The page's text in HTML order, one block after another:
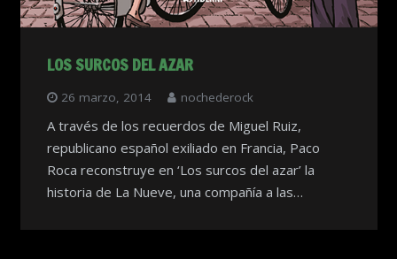
LOS SURCOS DEL AZAR
26 marzo, 2014 nochederock
A través de los recuerdos de Miguel Ruiz,
republicano español exiliado en Francia, Paco
Roca reconstruye en ‘Los surcos del azar’ la
historia de La Nueve, una compañía a las…